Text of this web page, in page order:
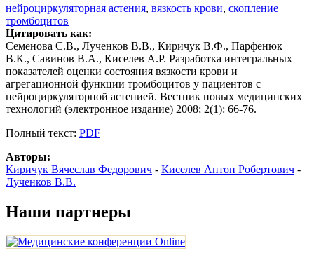
нейроциркуляторная астения, вязкость крови, скопление
тромбоцитов
Цитировать как:
Семенова С.В., Лученков В.В., Киричук В.Ф., Парфенюк
В.К., Савинов В.А., Киселев А.Р. Разработка интегральных
показателей оценки состояния вязкости крови и
агрегационной функции тромбоцитов у пациентов с
нейроциркуляторной астенией. Вестник новых медицинских
технологий (электронное издание) 2008; 2(1): 66-76.
Полный текст: PDF
Авторы:
Киричук Вячеслав Федорович - Киселев Антон Робертович -
Лученков В.В.
Наши партнеры